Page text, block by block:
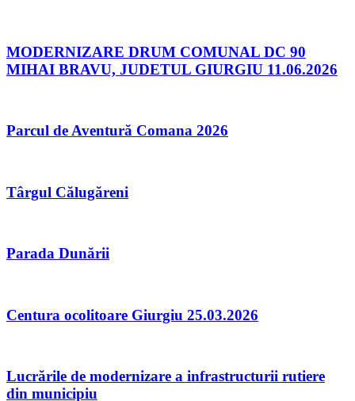
MODERNIZARE DRUM COMUNAL DC 90
MIHAI BRAVU, JUDETUL GIURGIU 11.06.2026
Parcul de Aventură Comana 2026
Târgul Călugăreni
Parada Dunării
Centura ocolitoare Giurgiu 25.03.2026
Lucrările de modernizare a infrastructurii rutiere
din municipiu